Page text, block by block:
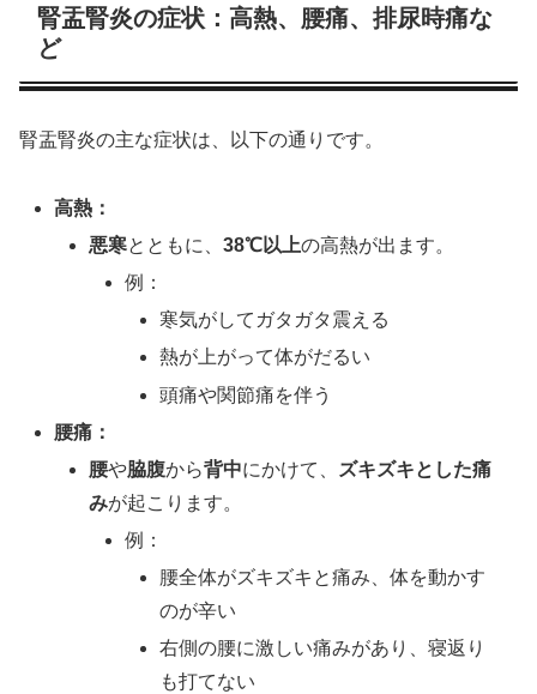
腎盂腎炎の症状：高熱、腰痛、排尿時痛な
ど
腎盂腎炎の主な症状は、以下の通りです。
高熱：
悪寒とともに、38℃以上の高熱が出ます。
例：
寒気がしてガタガタ震える
熱が上がって体がだるい
頭痛や関節痛を伴う
腰痛：
腰や脇腹から背中にかけて、 ズキズキとした痛
みが起こります。
例：
腰全体がズキズキと痛み、体を動かす
のが辛い
右側の腰に激しい痛みがあり、寝返り
も打てない